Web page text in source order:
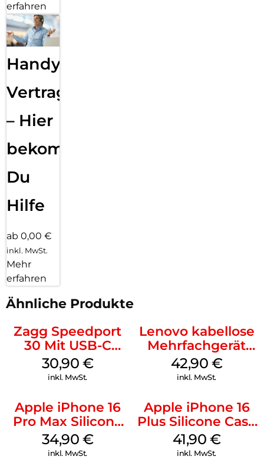
erfahren
Handy
Vertragsabwicklung
– Hier
bekommst
Du
Hilfe
ab 0,00 €
inkl. MwSt.
Mehr
erfahren
Ähnliche Produkte
Zagg Speedport
30 Mit USB-C
Kabel Weiß
30,90 €
inkl. MwSt.
Lenovo kabellose
Mehrfachgerät
Luna Grey
42,90 €
inkl. MwSt.
Apple iPhone 16
Pro Max Silicone
Case MagSafe
Denim
34,90 €
inkl. MwSt.
Apple iPhone 16
Plus Silicone Case
MagSafe Stone
Gray
41,90 €
inkl. MwSt.